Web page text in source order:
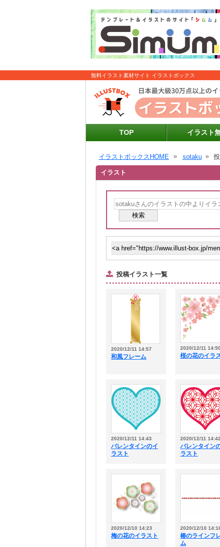
無料イラスト素材サイト イラストボックス
TOP イラスト
イラストボックスHOME sotaku
イラスト
投稿イラスト一覧
2020/12/11 14:57
和風フレーム
2020/12/11
桜の花のイラ
2020/12/11 14:43
バレンタインのイ
ラスト
2020/12/11
バレンタイン
ラスト
2020/12/10 14:23
梅の花のイラスト
2020/12/10
椿のラインフ
ム